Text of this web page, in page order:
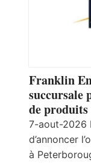
Franklin
succursale
de
7-aout-2026
d’annoncer
à